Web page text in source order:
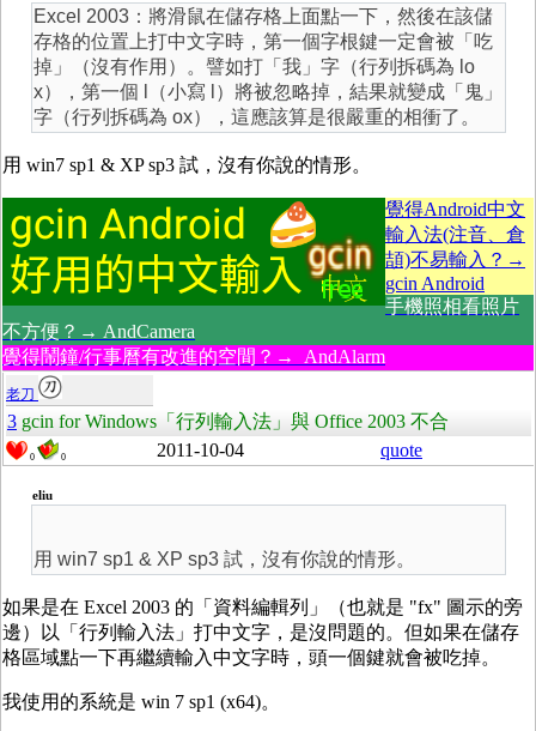
Excel 2003：將滑鼠在儲存格上面點一下，然後在該儲
存格的位置上打中文字時，第一個字根鍵一定會被「吃
掉」（沒有作用）。譬如打「我」字（行列拆碼為 lo
x），第一個 l（小寫 l）將被忽略掉，結果就變成「鬼」
字（行列拆碼為 ox），這應該算是很嚴重的相衝了。
用 win7 sp1 & XP sp3 試，沒有你說的情形。
覺得Android中文
輸入法(注音、倉
頡)不易輸入？→
gcin Android
手機照相看照片
不方便？→ AndCamera
覺得鬧鐘/行事曆有改進的空間？→ AndAlarm
老刀
3 gcin for Windows「行列輸入法」與 Office 2003 不合
0 0 2011-10-04 quote
eliu
用 win7 sp1 & XP sp3 試，沒有你說的情形。
如果是在 Excel 2003 的「資料編輯列」（也就是 "fx" 圖示的旁
邊）以「行列輸入法」打中文字，是沒問題的。但如果在儲存
格區域點一下再繼續輸入中文字時，頭一個鍵就會被吃掉。
我使用的系統是 win 7 sp1 (x64)。